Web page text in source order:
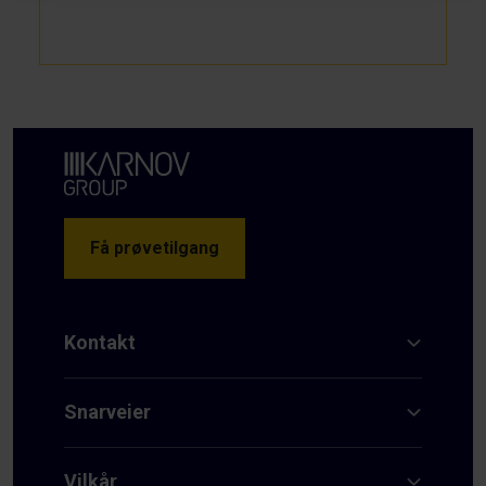
Få prøvetilgang
Kontakt
Snarveier
Vilkår